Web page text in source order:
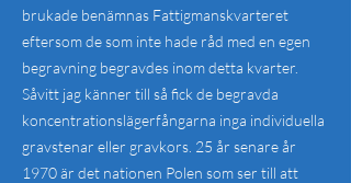
brukade benämnas Fattigmanskvarteret
eftersom de som inte hade råd med en egen
begravning begravdes inom detta kvarter.
Såvitt jag känner till så fick de begravda
koncentrationslägerfångarna inga individuella
gravstenar eller gravkors. 25 år senare år
1970 är det nationen Polen som ser till att